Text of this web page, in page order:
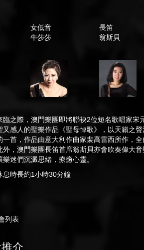
女低音
牛莎莎
長笛
翁斯貝
臨之際，澳門樂團即將聯袂2位短名歌唱家
又感人的聖樂作品《聖母悼歌》，以天籟之
一首，作品由意大利作曲家裴高雷西所作，
外，澳門樂團長笛首席翁斯貝亦會吹奏偉大
迷們沉澱思緒，療癒心靈。
息時長約1小時30分鐘
列表
介